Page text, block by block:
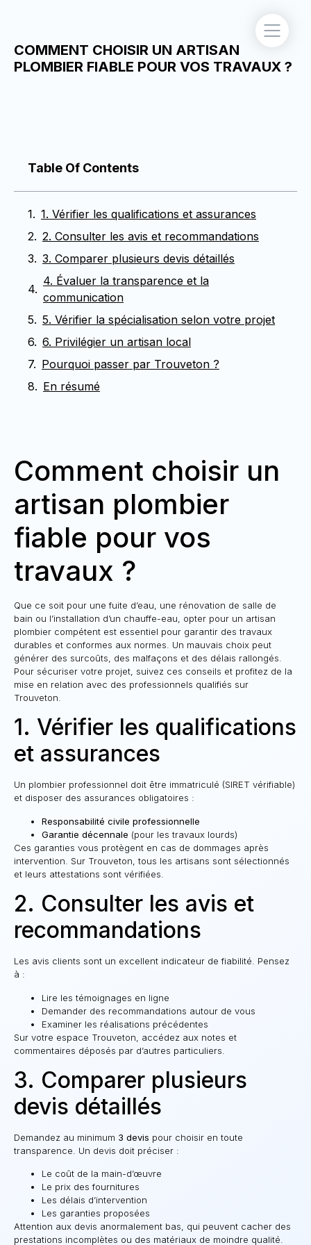
COMMENT CHOISIR UN ARTISAN
PLOMBIER FIABLE POUR VOS TRAVAUX ?
Table Of Contents
1. Vérifier les qualifications et assurances
2. Consulter les avis et recommandations
3. Comparer plusieurs devis détaillés
4. Évaluer la transparence et la
communication
5. Vérifier la spécialisation selon votre projet
6. Privilégier un artisan local
Pourquoi passer par Trouveton ?
En résumé
Comment choisir un
artisan plombier
fiable pour vos
travaux ?
Que ce soit pour une fuite d’eau, une rénovation de salle de
bain ou l’installation d’un chauffe-eau, opter pour un artisan
plombier compétent est essentiel pour garantir des travaux
durables et conformes aux normes. Un mauvais choix peut
générer des surcoûts, des malfaçons et des délais rallongés.
Pour sécuriser votre projet, suivez ces conseils et profitez de la
mise en relation avec des professionnels qualifiés sur
Trouveton.
1. Vérifier les qualifications
et assurances
Un plombier professionnel doit être immatriculé (SIRET vérifiable)
et disposer des assurances obligatoires :
Responsabilité civile professionnelle
Garantie décennale (pour les travaux lourds)
Ces garanties vous protègent en cas de dommages après
intervention. Sur Trouveton, tous les artisans sont sélectionnés
et leurs attestations sont vérifiées.
2. Consulter les avis et
recommandations
Les avis clients sont un excellent indicateur de fiabilité. Pensez
à :
Lire les témoignages en ligne
Demander des recommandations autour de vous
Examiner les réalisations précédentes
Sur votre espace Trouveton, accédez aux notes et
commentaires déposés par d’autres particuliers.
3. Comparer plusieurs
devis détaillés
Demandez au minimum 3 devis pour choisir en toute
transparence. Un devis doit préciser :
Le coût de la main-d’œuvre
Le prix des fournitures
Les délais d’intervention
Les garanties proposées
Attention aux devis anormalement bas, qui peuvent cacher des
prestations incomplètes ou des matériaux de moindre qualité.